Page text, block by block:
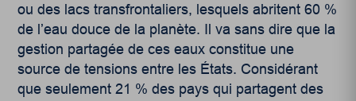
ou des lacs transfrontaliers, lesquels abritent 60 %
de l’eau douce de la planète. Il va sans dire que la
gestion partagée de ces eaux constitue une
source de tensions entre les États. Considérant
que seulement 21 % des pays qui partagent des